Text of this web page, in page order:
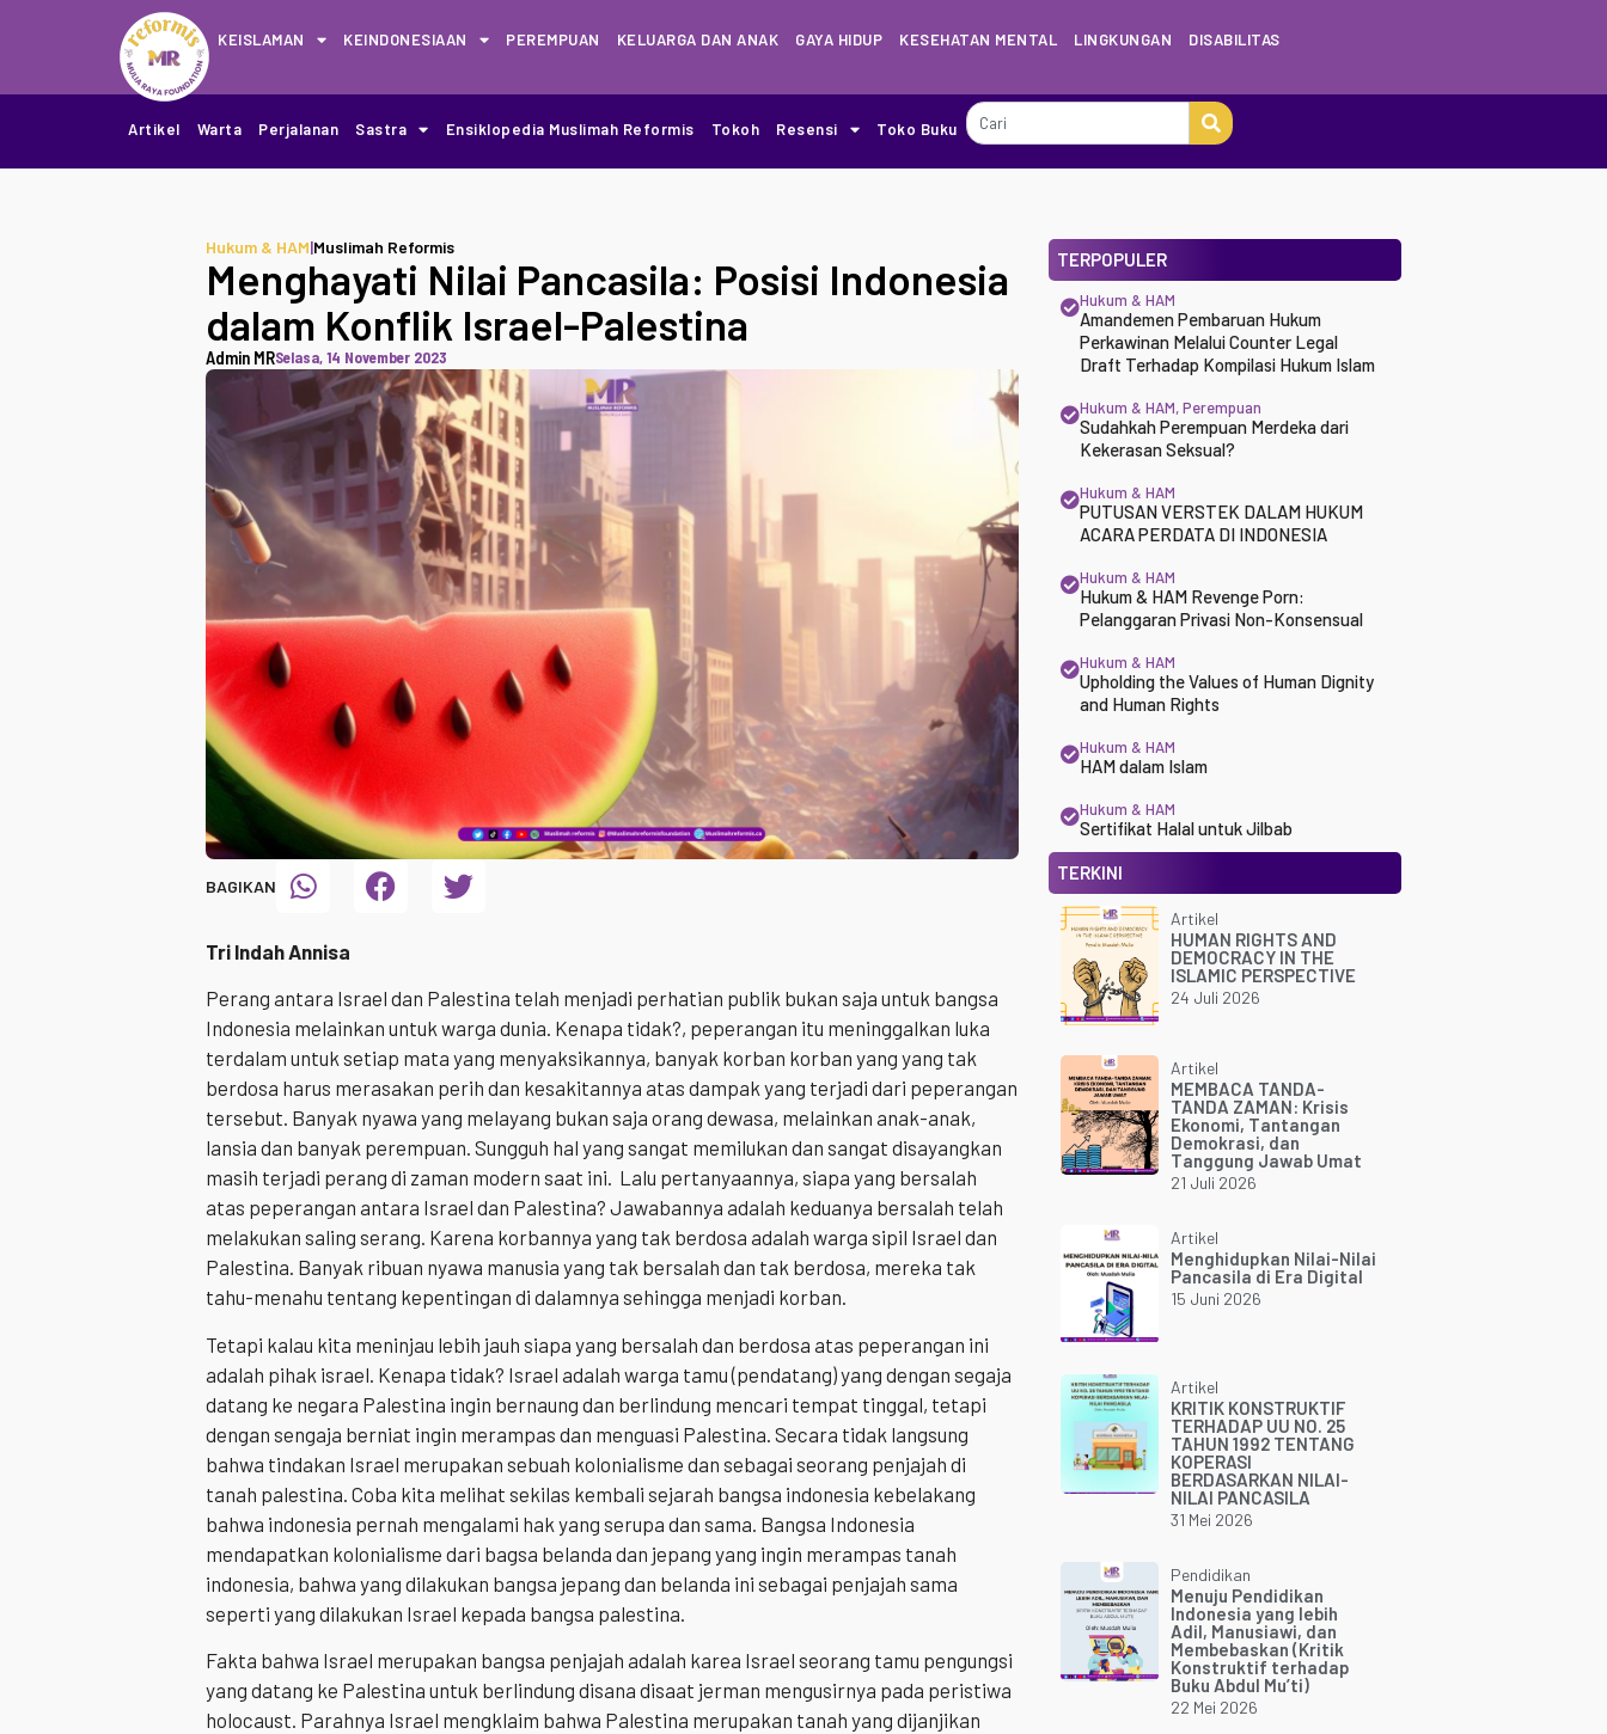
KEISLAMAN KEINDONESIAAN PEREMPUAN KELUARGA DAN ANAK GAYA HIDUP KESEHATAN MENTAL LINGKUNGAN DISABILITAS
Artikel Warta Perjalanan Sastra Ensiklopedia Muslimah Reformis Tokoh Resensi Toko Buku
Hukum & HAM|Muslimah Reformis
Menghayati Nilai Pancasila: Posisi Indonesia
dalam Konflik Israel-Palestina
Admin MRSelasa, 14 November 2023
BAGIKAN
Tri Indah Annisa
Perang antara Israel dan Palestina telah menjadi perhatian publik bukan saja untuk bangsa
Indonesia melainkan untuk warga dunia. Kenapa tidak?, peperangan itu meninggalkan luka
terdalam untuk setiap mata yang menyaksikannya, banyak korban korban yang yang tak
berdosa harus merasakan perih dan kesakitannya atas dampak yang terjadi dari peperangan
tersebut. Banyak nyawa yang melayang bukan saja orang dewasa, melainkan anak-anak,
lansia dan banyak perempuan. Sungguh hal yang sangat memilukan dan sangat disayangkan
masih terjadi perang di zaman modern saat ini. Lalu pertanyaannya, siapa yang bersalah
atas peperangan antara Israel dan Palestina? Jawabannya adalah keduanya bersalah telah
melakukan saling serang. Karena korbannya yang tak berdosa adalah warga sipil Israel dan
Palestina. Banyak ribuan nyawa manusia yang tak bersalah dan tak berdosa, mereka tak
tahu-menahu tentang kepentingan di dalamnya sehingga menjadi korban.
Tetapi kalau kita meninjau lebih jauh siapa yang bersalah dan berdosa atas peperangan ini
adalah pihak israel. Kenapa tidak? Israel adalah warga tamu (pendatang) yang dengan segaja
datang ke negara Palestina ingin bernaung dan berlindung mencari tempat tinggal, tetapi
dengan sengaja berniat ingin merampas dan menguasi Palestina. Secara tidak langsung
bahwa tindakan Israel merupakan sebuah kolonialisme dan sebagai seorang penjajah di
tanah palestina. Coba kita melihat sekilas kembali sejarah bangsa indonesia kebelakang
bahwa indonesia pernah mengalami hak yang serupa dan sama. Bangsa Indonesia
mendapatkan kolonialisme dari bagsa belanda dan jepang yang ingin merampas tanah
indonesia, bahwa yang dilakukan bangsa jepang dan belanda ini sebagai penjajah sama
seperti yang dilakukan Israel kepada bangsa palestina.
Fakta bahwa Israel merupakan bangsa penjajah adalah karea Israel seorang tamu pengungsi
yang datang ke Palestina untuk berlindung disana disaat jerman mengusirnya pada peristiwa
holocaust. Parahnya Israel mengklaim bahwa Palestina merupakan tanah yang dijanjikan
TERPOPULER
Hukum & HAM
Amandemen Pembaruan Hukum
Perkawinan Melalui Counter Legal
Draft Terhadap Kompilasi Hukum Islam
Hukum & HAM,Perempuan
Sudahkah Perempuan Merdeka dari
Kekerasan Seksual?
Hukum & HAM
PUTUSAN VERSTEK DALAM HUKUM
ACARA PERDATA DI INDONESIA
Hukum & HAM
Hukum & HAM Revenge Porn:
Pelanggaran Privasi Non-Konsensual
Hukum & HAM
Upholding the Values of Human Dignity
and Human Rights
Hukum & HAM
HAM dalam Islam
Hukum & HAM
Sertifikat Halal untuk Jilbab
TERKINI
Artikel
HUMAN RIGHTS AND
DEMOCRACY IN THE
ISLAMIC PERSPECTIVE
24 Juli 2026
Artikel
MEMBACA TANDA-
TANDA ZAMAN: Krisis
Ekonomi, Tantangan
Demokrasi, dan
Tanggung Jawab Umat
21 Juli 2026
Artikel
Menghidupkan Nilai-Nilai
Pancasila di Era Digital
15 Juni 2026
Artikel
KRITIK KONSTRUKTIF
TERHADAP UU NO. 25
TAHUN 1992 TENTANG
KOPERASI
BERDASARKAN NILAI-
NILAI PANCASILA
31 Mei 2026
Pendidikan
Menuju Pendidikan
Indonesia yang lebih
Adil, Manusiawi, dan
Membebaskan (Kritik
Konstruktif terhadap
Buku Abdul Mu’ti)
22 Mei 2026